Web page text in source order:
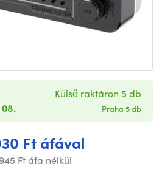
Ft áfával
Ft áfa nélkül
08.
Külső raktáron 5 db
Praha 5 db